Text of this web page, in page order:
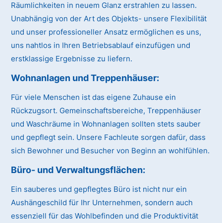
Räumlichkeiten in neuem Glanz erstrahlen zu lassen.
Unabhängig von der Art des Objekts- unsere Flexibilität
und unser professioneller Ansatz ermöglichen es uns,
uns nahtlos in Ihren Betriebsablauf einzufügen und
erstklassige Ergebnisse zu liefern.
Wohnanlagen und Treppenhäuser:
Für viele Menschen ist das eigene Zuhause ein
Rückzugsort. Gemeinschaftsbereiche, Treppenhäuser
und Waschräume in Wohnanlagen sollten stets sauber
und gepflegt sein. Unsere Fachleute sorgen dafür, dass
sich Bewohner und Besucher von Beginn an wohlfühlen.
Büro- und Verwaltungsflächen:
Ein sauberes und gepflegtes Büro ist nicht nur ein
Aushängeschild für Ihr Unternehmen, sondern auch
essenziell für das Wohlbefinden und die Produktivität